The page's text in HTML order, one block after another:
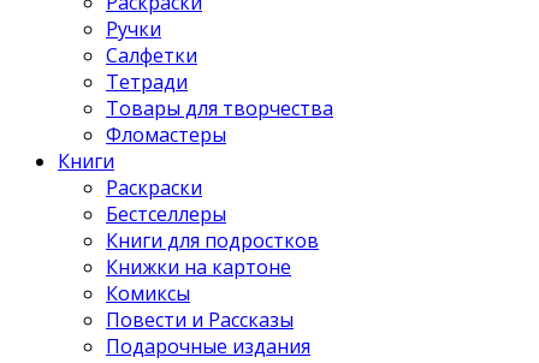
Ручки
Салфетки
Тетради
Товары для творчества
Фломастеры
Книги
Раскраски
Бестселлеры
Книги для подростков
Книжки на картоне
Комиксы
Повести и Рассказы
Подарочные издания